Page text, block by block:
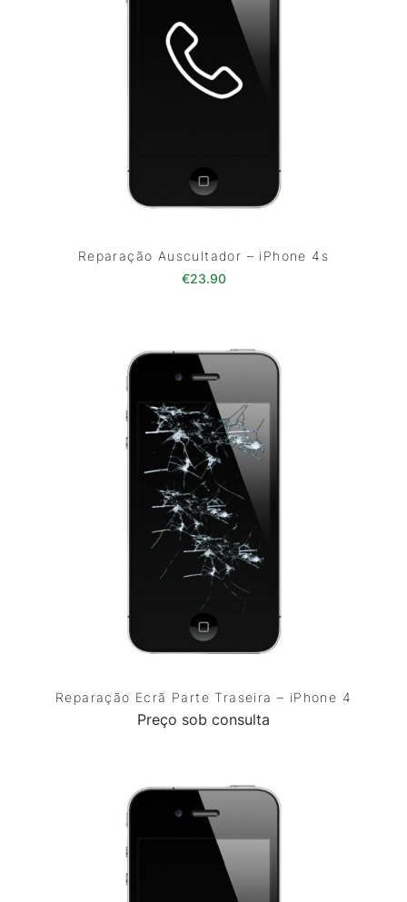
Reparação Auscultador – iPhone 4s
€23.90
Reparação Ecrã Parte Traseira – iPhone 4
Preço sob consulta